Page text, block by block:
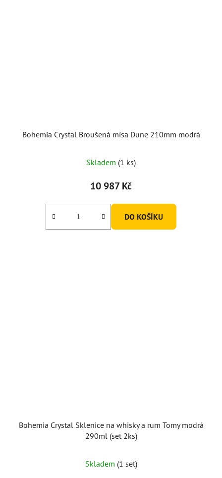
Bohemia Crystal Broušená mísa Dune 210mm modrá
Skladem (1 ks)
10 987 Kč
DO KOŠÍKU
Bohemia Crystal Sklenice na whisky a rum Tomy modrá
290ml (set 2ks)
Skladem (1 set)